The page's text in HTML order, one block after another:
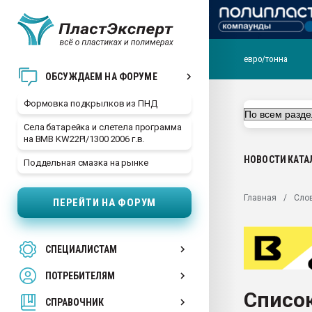
ОБСУЖДАЕМ НА ФОРУМЕ
Формовка подкрылков из ПНД
Села батарейка и слетела программа
на BMB KW22PI/1300 2006 г.в.
Поддельная смазка на рынке
ПЕРЕЙТИ НА ФОРУМ
СПЕЦИАЛИСТАМ
ПОТРЕБИТЕЛЯМ
СПРАВОЧНИК
29.07.2026 ФРП помог
Вакуум-формовочные
ближайшее
28.07.2026
первый план в
ситуацией на
евро/тонна
НОВОСТИ
Главная